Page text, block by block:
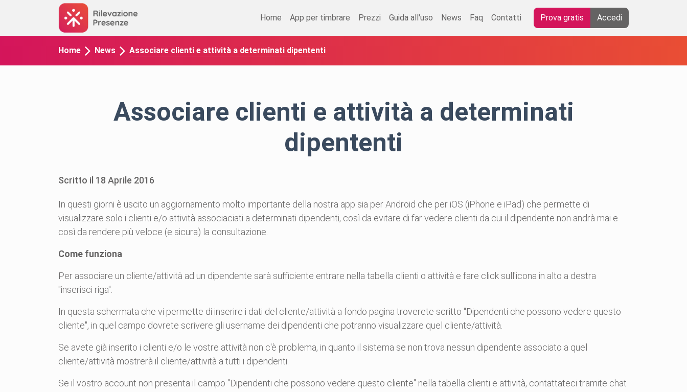
Home App per timbrare Prezzi Guida all'uso News Faq Contatti Prova gratis Accedi
Home News Associare clienti e attività a determinati dipententi
Associare clienti e attività a determinati
dipententi
Scritto il 18 Aprile 2016
In questi giorni è uscito un aggiornamento molto importante della nostra app sia per Android che per iOS (iPhone e iPad) che permette di
visualizzare solo i clienti e/o attività associaciati a determinati dipendenti, così da evitare di far vedere clienti da cui il dipendente non andrà mai e
così da rendere più veloce (e sicura) la consultazione.
Come funziona
Per associare un cliente/attività ad un dipendente sarà sufficiente entrare nella tabella clienti o attività e fare click sull'icona in alto a destra
"inserisci riga".
In questa schermata che vi permette di inserire i dati del cliente/attività a fondo pagina troverete scritto "Dipendenti che possono vedere questo
cliente", in quel campo dovrete scrivere gli username dei dipendenti che potranno visualizzare quel cliente/attività.
Se avete già inserito i clienti e/o le vostre attività non c'è problema, in quanto il sistema se non trova nessun dipendente associato a quel
cliente/attività mostrerà il cliente/attività a tutti i dipendenti.
Se il vostro account non presenta il campo "Dipendenti che possono vedere questo cliente" nella tabella clienti e attività, contattateci tramite chat